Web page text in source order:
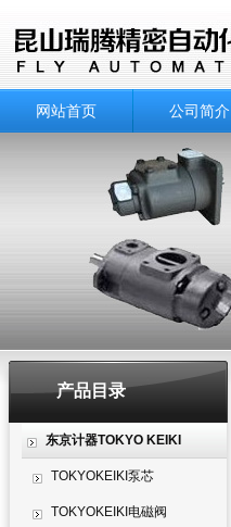
网站首页 公司简介
产品目录
东京计器TOKYO KEIKI
TOKYOKEIKI泵芯
TOKYOKEIKI电磁阀